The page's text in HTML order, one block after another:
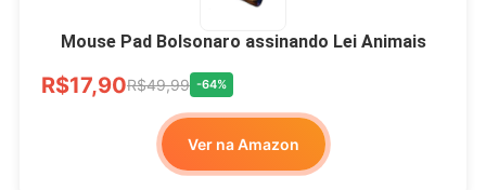
Mouse Pad Bolsonaro assinando Lei Animais
R$17,90R$49,99 -64%
Ver na Amazon